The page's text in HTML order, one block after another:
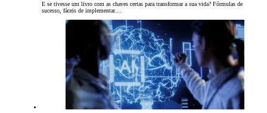
E se tivesse um livro com as chaves certas para transformar a sua vida? Fórmulas de
sucesso, fáceis de implementar…